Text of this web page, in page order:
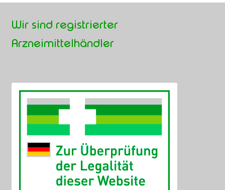
Wir sind registrierter
Arzneimittelhändler